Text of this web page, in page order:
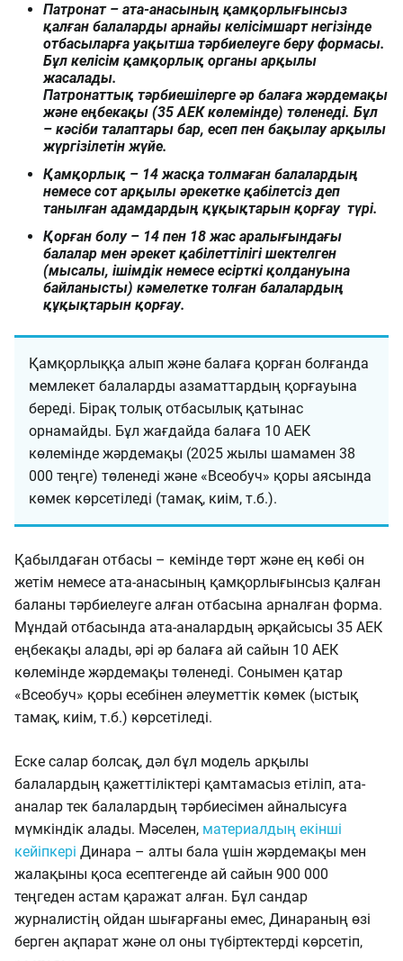
Патронат – ата-анасының қамқорлығынсыз
қалған балаларды арнайы келісімшарт негізінде
отбасыларға уақытша тәрбиелеуге беру формасы.
Бұл келісім қамқорлық органы арқылы
жасалады.
Патронаттық тәрбиешілерге әр балаға жәрдемақы
және еңбекақы (35 АЕК көлемінде) төленеді. Бұл
– кәсіби талаптары бар, есеп пен бақылау арқылы
жүргізілетін жүйе.
Қамқорлық – 14 жасқа толмаған балалардың
немесе сот арқылы әрекетке қабілетсіз деп
танылған адамдардың құқықтарын қорғау түрі.
Қорған болу – 14 пен 18 жас аралығындағы
балалар мен әрекет қабілеттілігі шектелген
(мысалы, ішімдік немесе есірткі қолдануына
байланысты) кәмелетке толған балалардың
құқықтарын қорғау.
Қамқорлыққа алып және балаға қорған болғанда
мемлекет балаларды азаматтардың қорғауына
береді. Бірақ толық отбасылық қатынас
орнамайды. Бұл жағдайда балаға 10 АЕК
көлемінде жәрдемақы (2025 жылы шамамен 38
000 теңге) төленеді және «Всеобуч» қоры аясында
көмек көрсетіледі (тамақ, киім, т.б.).
Қабылдаған отбасы – кемінде төрт және ең көбі он
жетім немесе ата-анасының қамқорлығынсыз қалған
баланы тәрбиелеуге алған отбасына арналған форма.
Мұндай отбасында ата-аналардың әрқайсысы 35 АЕК
еңбекақы алады, әрі әр балаға ай сайын 10 АЕК
көлемінде жәрдемақы төленеді. Сонымен қатар
«Всеобуч» қоры есебінен әлеуметтік көмек (ыстық
тамақ, киім, т.б.) көрсетіледі.
Еске салар болсақ, дәл бұл модель арқылы
балалардың қажеттіліктері қамтамасыз етіліп, ата-
аналар тек балалардың тәрбиесімен айналысуға
мүмкіндік алады. Мәселен, материалдың екінші
кейіпкері Динара – алты бала үшін жәрдемақы мен
жалақыны қоса есептегенде ай сайын 900 000
теңгеден астам қаражат алған. Бұл сандар
журналистің ойдан шығарғаны емес, Динараның өзі
берген ақпарат және ол оны түбіртектерді көрсетіп,